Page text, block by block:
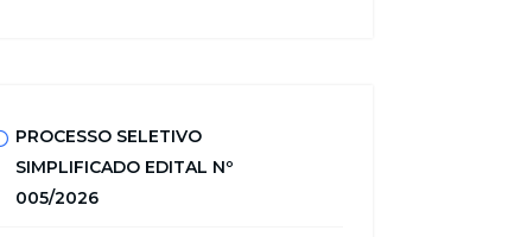
PROCESSO SELETIVO
SIMPLIFICADO EDITAL Nº
005/2026